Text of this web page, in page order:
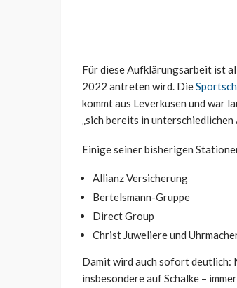
Für diese Aufklärungsarbeit ist
2022 antreten wird. Die
kommt aus Leverkusen und war
„sich bereits in
Einige seiner bisherigen
Allianz Versicherung
Bertelsmann-Gruppe
Direct Group
Christ Juweliere und
Damit wird auch sofort deutlich:
insbesondere auf Schalke –